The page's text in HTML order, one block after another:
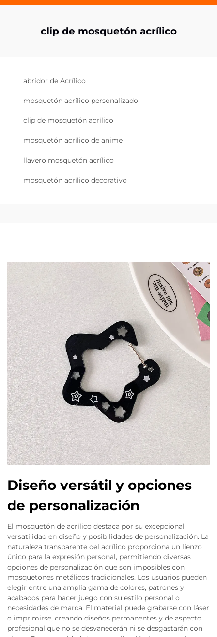
clip de mosquetón acrílico
abridor de Acrílico
mosquetón acrílico personalizado
clip de mosquetón acrílico
mosquetón acrílico de anime
llavero mosquetón acrílico
mosquetón acrílico decorativo
Diseño versátil y opciones
de personalización
El mosquetón de acrílico destaca por su excepcional
versatilidad en diseño y posibilidades de personalización. La
naturaleza transparente del acrílico proporciona un lienzo
único para la expresión personal, permitiendo diversas
opciones de personalización que son imposibles con
mosquetones metálicos tradicionales. Los usuarios pueden
elegir entre una amplia gama de colores, patrones y
acabados para hacer juego con su estilo personal o
necesidades de marca. El material puede grabarse con láser
o imprimirse, creando diseños permanentes y de aspecto
profesional que no se desvanecerán ni se desgastarán con